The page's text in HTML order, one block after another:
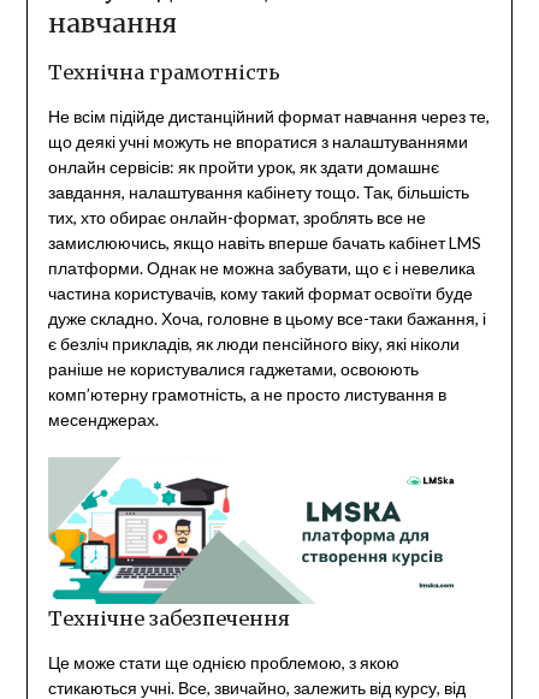
навчання
Технічна грамотність
Не всім підійде дистанційний формат навчання через те,
що деякі учні можуть не впоратися з налаштуваннями
онлайн сервісів: як пройти урок, як здати домашнє
завдання, налаштування кабінету тощо. Так, більшість
тих, хто обирає онлайн-формат, зроблять все не
замислюючись, якщо навіть вперше бачать кабінет LMS
платформи. Однак не можна забувати, що є і невелика
частина користувачів, кому такий формат освоїти буде
дуже складно. Хоча, головне в цьому все-таки бажання, і
є безліч прикладів, як люди пенсійного віку, які ніколи
раніше не користувалися гаджетами, освоюють
комп’ютерну грамотність, а не просто листування в
месенджерах.
Технічне забезпечення
Це може стати ще однією проблемою, з якою
стикаються учні. Все, звичайно, залежить від курсу, від